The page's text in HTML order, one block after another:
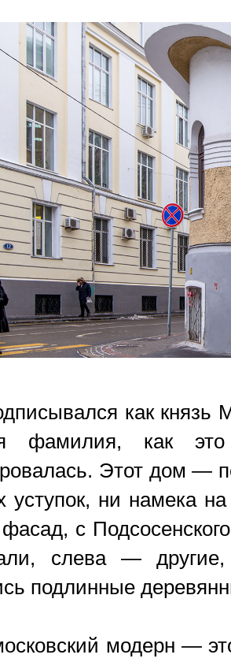
как
фамилия, как
Этот дом —
уступок, ни намека
с
слева —
подлинные
модерн —